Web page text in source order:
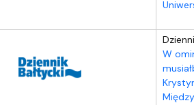
W